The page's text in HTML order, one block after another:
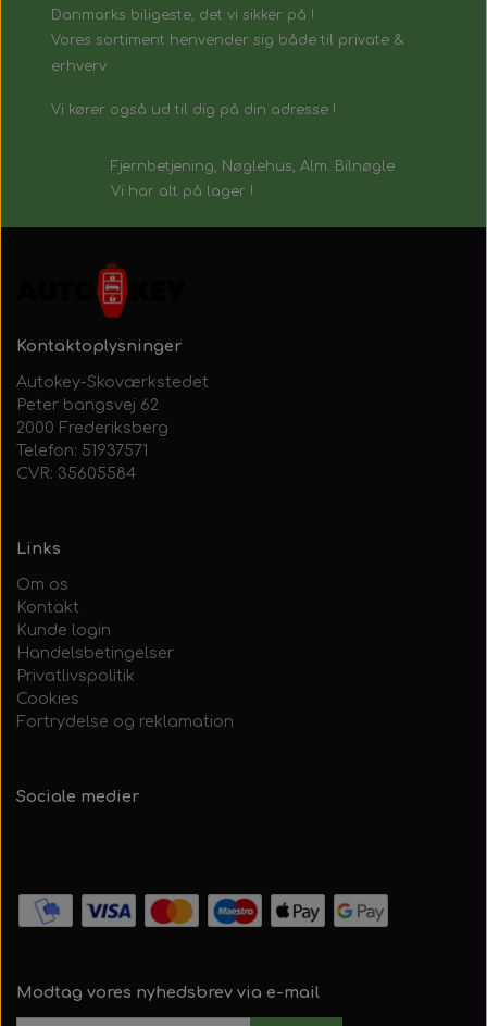
Danmarks biligeste, det vi sikker på !
Vores sortiment henvender sig både til private &
erhverv.
Vi kører også ud til dig på din adresse !
Fjernbetjening, Nøglehus, Alm. Bilnøgle
Vi har alt på lager !
Kontaktoplysninger
Autokey-Skoværkstedet
Peter bangsvej 62
2000 Frederiksberg
Telefon: 51937571
CVR: 35605584
Links
Om os
Kontakt
Kunde login
Handelsbetingelser
Privatlivspolitik
Cookies
Fortrydelse og reklamation
Sociale medier
Modtag vores nyhedsbrev via e-mail